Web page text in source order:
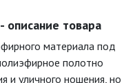
описание товара
материала под
полотно
и уличного ношения, но